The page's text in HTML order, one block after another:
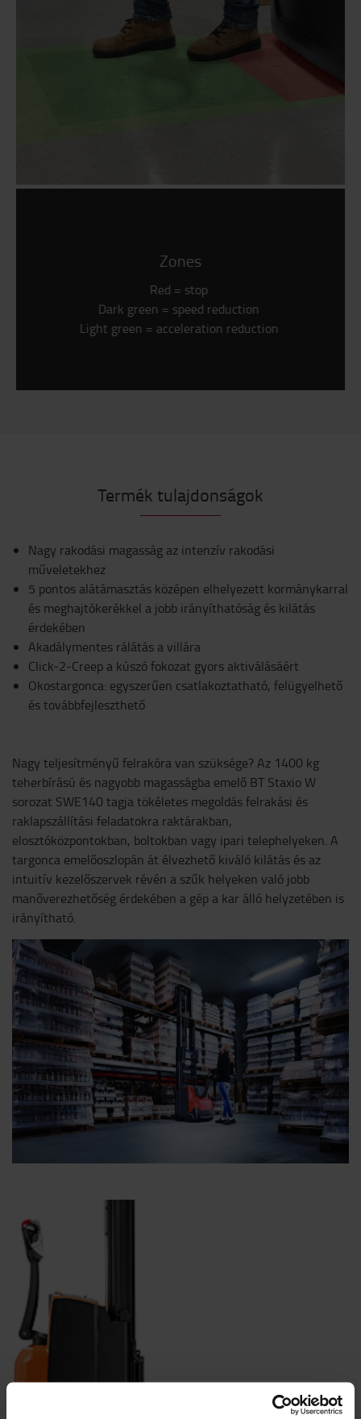
Zones
Red = stop
Dark green = speed reduction
Light green = acceleration reduction
Termék tulajdonságok
Nagy rakodási magasság az intenzív rakodási
műveletekhez
5 pontos alátámasztás középen elhelyezett kormánykarral
és meghajtókerékkel a jobb irányíthatóság és kilátás
érdekében
Akadálymentes rálátás a villára
Click-2-Creep a kúszó fokozat gyors aktiválásáért
Okostargonca: egyszerűen csatlakoztatható, felügyelhető
és továbbfejleszthető
Nagy teljesítményű felrakóra van szüksége? Az 1400 kg
teherbírású és nagyobb magasságba emelő BT Staxio W
sorozat SWE140 tagja tökéletes megoldás felrakási és
raklapszállítási feladatokra raktárakban,
elosztóközpontokban, boltokban vagy ipari telephelyeken. A
targonca emelőoszlopán át élvezhető kiváló kilátás és az
intuitív kezelőszervek révén a szűk helyeken való jobb
manőverezhetőség érdekében a gép a kar álló helyzetében is
irányítható.